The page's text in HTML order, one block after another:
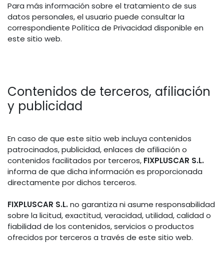
Para más información sobre el tratamiento de sus
datos personales, el usuario puede consultar la
correspondiente Política de Privacidad disponible en
este sitio web.
Contenidos de terceros, afiliación
y publicidad
En caso de que este sitio web incluya contenidos
patrocinados, publicidad, enlaces de afiliación o
contenidos facilitados por terceros, FIXPLUSCAR S.L.
informa de que dicha información es proporcionada
directamente por dichos terceros.
FIXPLUSCAR S.L.no garantiza ni asume responsabilidad
sobre la licitud, exactitud, veracidad, utilidad, calidad o
fiabilidad de los contenidos, servicios o productos
ofrecidos por terceros a través de este sitio web.